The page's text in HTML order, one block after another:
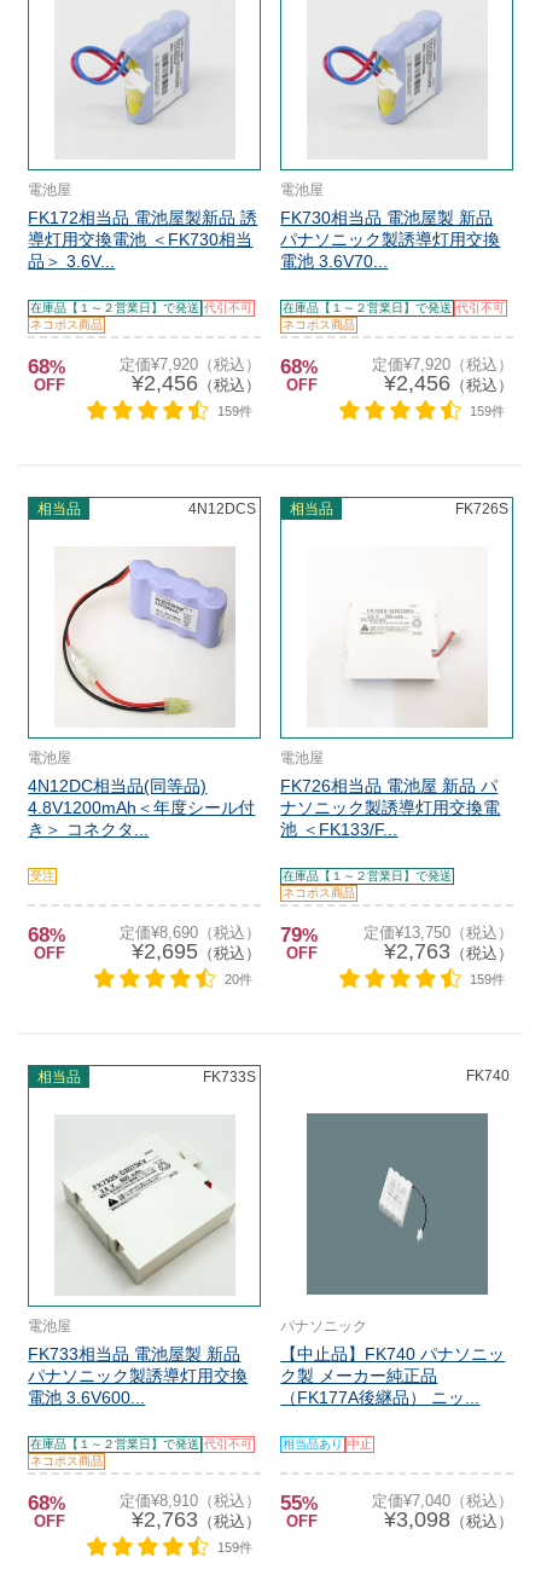
電池屋
FK172相当品 電池屋製新品 誘
導灯用交換電池 ＜FK730相当
品＞ 3.6V...
在庫品【１～２営業日】で発送 代引不可
ネコポス商品
68%
OFF
定価¥7,920（税込）
¥2,456（税込）
159件
電池屋
FK730相当品 電池屋製 新品
パナソニック製誘導灯用交換
電池 3.6V70...
在庫品【１～２営業日】で発送 代引不可
ネコポス商品
68%
OFF
定価¥7,920（税込）
¥2,456（税込）
159件
相当品 4N12DCS
電池屋
4N12DC相当品(同等品)
4.8V1200mAh＜年度シール付
き＞ コネクタ...
受注
68%
OFF
定価¥8,690（税込）
¥2,695（税込）
20件
相当品 FK726S
電池屋
FK726相当品 電池屋 新品 パ
ナソニック製誘導灯用交換電
池 ＜FK133/F...
在庫品【１～２営業日】で発送
ネコポス商品
79%
OFF
定価¥13,750（税込）
¥2,763（税込）
159件
相当品 FK733S
電池屋
FK733相当品 電池屋製 新品
パナソニック製誘導灯用交換
電池 3.6V600...
在庫品【１～２営業日】で発送 代引不可
ネコポス商品
68%
OFF
定価¥8,910（税込）
¥2,763（税込）
159件
FK740
パナソニック
【中止品】FK740 パナソニッ
ク製 メーカー純正品
（FK177A後継品） ニッ...
相当品あり 中止
55%
OFF
定価¥7,040（税込）
¥3,098（税込）